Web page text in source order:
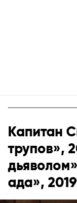
Капитан
трупов»,
ада»,